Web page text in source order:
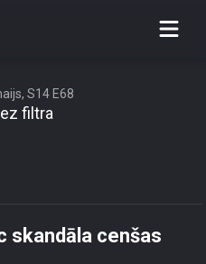
pēc skandāla
S14 E68
filtra
skandāla cenšas